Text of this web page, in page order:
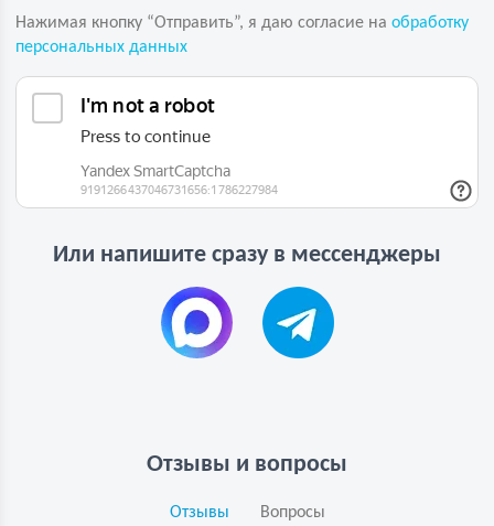
Нажимая кнопку “Отправить”, я даю согласие на обработку
персональных данных
Или напишите сразу в мессенджеры
Отзывы и вопросы
Отзывы Вопросы